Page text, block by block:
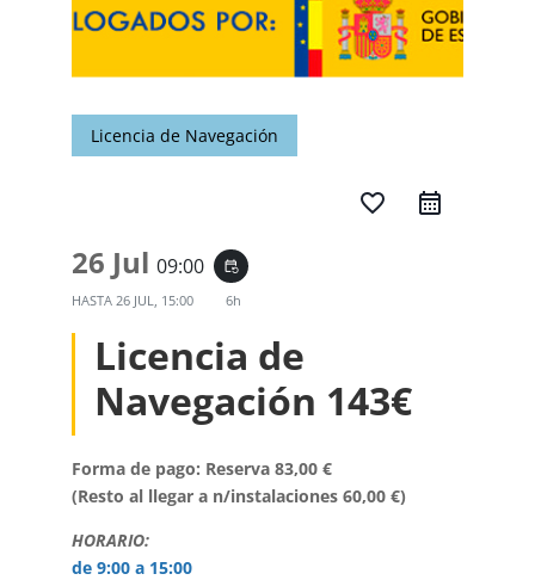
Licencia de Navegación
favorite_border
26 Jul 09:00 event_repeat
HASTA 26 JUL, 15:00 6h
Licencia de
Navegación 143€
Forma de pago: Reserva 83,00 €
(Resto al llegar a n/instalaciones 60,00 €)
HORARIO:
de 9:00 a 15:00